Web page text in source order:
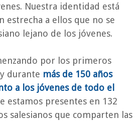
Nuestra identidad está
estrecha a ellos que no se
lejano de los jóvenes.
por los primeros
durante más de 150 años
a los jóvenes de todo el
estamos presentes en 132
salesianos que comparten las